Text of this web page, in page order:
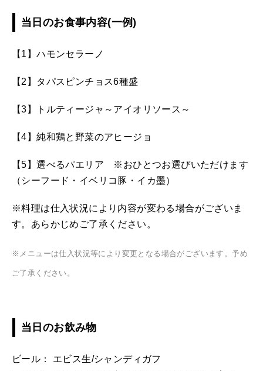
当日のお食事内容(一例)
【1】ハモンセラーノ
【2】タパスピンチョス6種盛
【3】トルティージャ～アイオリソース～
【4】純和鶏と野菜のアヒージョ
【5】選べるパエリア ※おひとつお選びいただけます
（シーフード・イベリコ豚・イカ墨）
※料理は仕入状況により内容が変わる場合がございま
す。あらかじめご了承ください。
※メニューは仕入状況等により変更となる場合がございます。予め
ご了承ください。
当日のお飲み物
ビール： エビス生/シャンディガフ